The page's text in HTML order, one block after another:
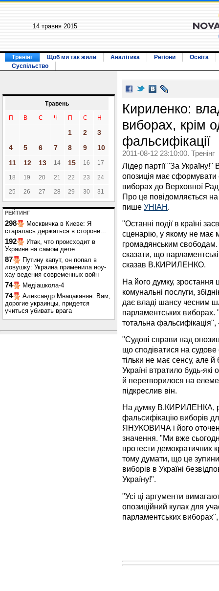
14 травня 2015
Тренінг Щоб ми так жили Аналітика Регіони
Освіта
Суспільство
Травень
П В С Ч П С Н
1 2
3
4
5 6 7 8 9
10
11
12 13 14 15 16 17
18 19 20 21 22 23 24
25 26 27 28 29 30 31
РЕЙТИНГ
298
Москвичка в Киеве: Я
старалась держаться в стороне...
192
Итак, что происходит в
Украине на самом деле
87
Путину капут, он попал в
ловушку: Украина применила ноу-
хау ведения современных войн
74 Медіашкола-4
74
Александр Мнацаканян: Вам,
дорогие украинцы, придется
учиться убивать врага
Кириленко:
виборах, крім
фальсифікації
2011-08-12 23:10:00. Тренінг
Лідер партії "За
опозиція має сформувати
виборах до Верховної
Про це повідомляється на
пише УНІАН.
"Останні події в країні
сценарію, у якому не має
громадянським
сказати, що
сказав В.КИРИЛЕНКО.
На його думку, зростання
комунальні послуги,
дає владі шансу чесним
парламентських
тотальна фальсифікація",
"Судові справи над
що сподіватися на судове
тільки не має сенсу, але
Україні втратило будь-
й перетворилося на
підкреслив він.
На думку В.КИРИЛЕНКА,
фальсифікацію виборів
ЯНУКОВИЧА і його
значення. "Ми вже
протести
тому думати, що це
виборів в Україні
Україну!".
"Усі ці аргументи
опозиційний кулак для
парламентських